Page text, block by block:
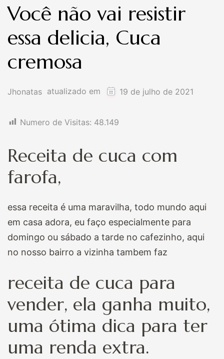
Você não vai resistir
essa delicia, Cuca
cremosa
Jhonatas atualizado em 19 de julho de 2021
Numero de Visitas: 48.149
Receita de cuca com
farofa,
essa receita é uma maravilha, todo mundo aqui
em casa adora, eu faço especialmente para
domingo ou sábado a tarde no cafezinho, aqui
no nosso bairro a vizinha tambem faz
receita de cuca para
vender, ela ganha muito,
uma ótima dica para ter
uma renda extra.